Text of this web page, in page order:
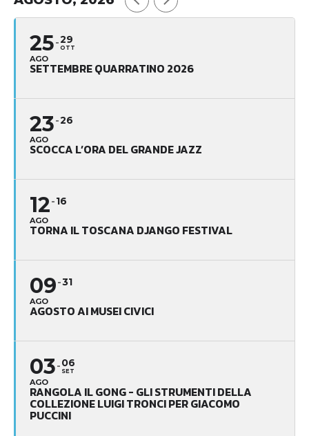
25
AGO
29
OTT
SETTEMBRE QUARRATINO 2026
23
AGO
26
SCOCCA L’ORA DEL GRANDE JAZZ
12
AGO
16
TORNA IL TOSCANA DJANGO FESTIVAL
09
AGO
31
AGOSTO AI MUSEI CIVICI
03
AGO
06
SET
RANGOLA IL GONG - GLI STRUMENTI DELLA
COLLEZIONE LUIGI TRONCI PER GIACOMO
PUCCINI